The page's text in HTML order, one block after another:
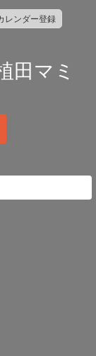
レンダー登録
田マミ